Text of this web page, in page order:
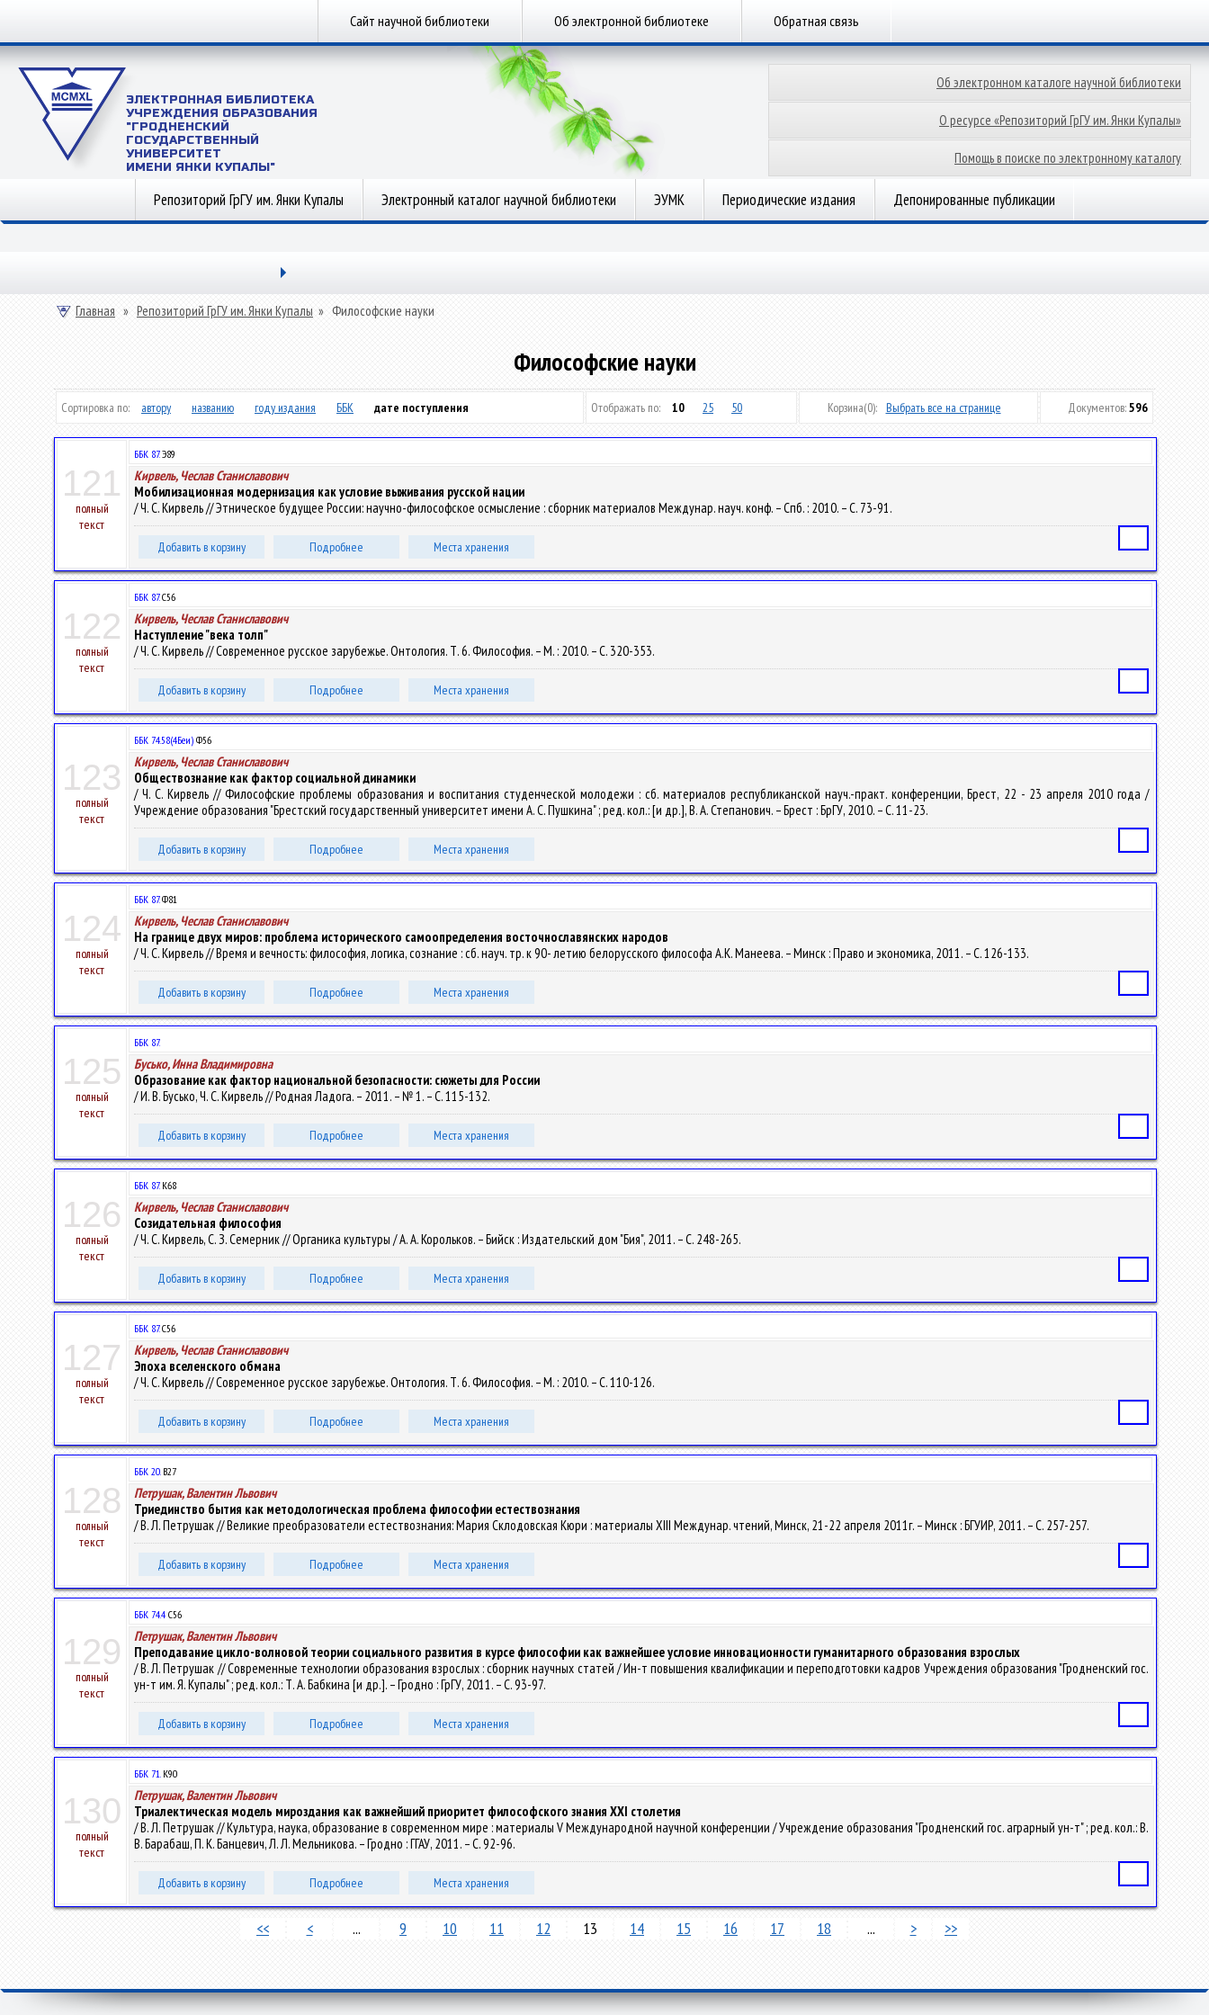
Сайт научной библиотеки Об электронной библиотеке Обратная связь
ЭЛЕКТРОННАЯ БИБЛИОТЕКА
УЧРЕЖДЕНИЯ ОБРАЗОВАНИЯ
"ГРОДНЕНСКИЙ
ГОСУДАРСТВЕННЫЙ
УНИВЕРСИТЕТ
ИМЕНИ ЯНКИ КУПАЛЫ"
Об электронном каталоге научной библиотеки
О ресурсе «Репозиторий ГрГУ им. Янки Купалы»
Помощь в поиске по электронному каталогу
Репозиторий ГрГУ им. Янки Купалы Электронный каталог научной библиотеки ЭУМК Периодические издания Депонированные публикации
Главная » Репозиторий ГрГУ им. Янки Купалы » Философские науки
Философские науки
Сортировка по: автору названию году издания ББК дате поступления Отображать по: 10 25 50 Корзина(0): Выбрать все на странице Документов:596
121
полный
текст
ББК 87.Э89
Кирвель, Чеслав Станиславович
Мобилизационная модернизация как условие выживания русской нации
/ Ч. С. Кирвель // Этническое будущее России: научно-философское осмысление : сборник материалов Междунар. науч. конф. – Спб. : 2010. – С. 73-91.
Добавить в корзину Подробнее Места хранения
122
полный
текст
ББК 87.С56
Кирвель, Чеслав Станиславович
Наступление "века толп"
/ Ч. С. Кирвель // Современное русское зарубежье. Онтология. Т. 6. Философия. – М. : 2010. – С. 320-353.
Добавить в корзину Подробнее Места хранения
123
полный
текст
ББК 74.58(4Беи) Ф56
Кирвель, Чеслав Станиславович
Обществознание как фактор социальной динамики
/ Ч. С. Кирвель // Философские проблемы образования и воспитания студенческой молодежи : сб. материалов республиканской науч.-практ. конференции, Брест, 22 - 23 апреля 2010 года /
Учреждение образования "Брестский государственный университет имени А. С. Пушкина" ; ред. кол.: [и др.], В. А. Степанович. – Брест : БрГУ, 2010. – С. 11-23.
Добавить в корзину Подробнее Места хранения
124
полный
текст
ББК 87.Ф81
Кирвель, Чеслав Станиславович
На границе двух миров: проблема исторического самоопределения восточнославянских народов
/ Ч. С. Кирвель // Время и вечность: философия, логика, сознание : сб. науч. тр. к 90- летию белорусского философа А.К. Манеева. – Минск : Право и экономика, 2011. – С. 126-133.
Добавить в корзину Подробнее Места хранения
125
полный
текст
ББК 87.
Бусько, Инна Владимировна
Образование как фактор национальной безопасности: сюжеты для России
/ И. В. Бусько, Ч. С. Кирвель // Родная Ладога. – 2011. – № 1. – С. 115-132.
Добавить в корзину Подробнее Места хранения
126
полный
текст
ББК 87.К68
Кирвель, Чеслав Станиславович
Созидательная философия
/ Ч. С. Кирвель, С. З. Семерник // Органика культуры / А. А. Корольков. – Бийск : Издательский дом "Бия", 2011. – С. 248-265.
Добавить в корзину Подробнее Места хранения
127
полный
текст
ББК 87.С56
Кирвель, Чеслав Станиславович
Эпоха вселенского обмана
/ Ч. С. Кирвель // Современное русское зарубежье. Онтология. Т. 6. Философия. – М. : 2010. – С. 110-126.
Добавить в корзину Подробнее Места хранения
128
полный
текст
ББК 20.В27
Петрушак, Валентин Львович
Триединство бытия как методологическая проблема философии естествознания
/ В. Л. Петрушак // Великие преобразователи естествознания: Мария Склодовская Кюри : материалы XIII Междунар. чтений, Минск, 21-22 апреля 2011г. – Минск : БГУИР, 2011. – С. 257-257.
Добавить в корзину Подробнее Места хранения
129
полный
текст
ББК 74.4 С56
Петрушак, Валентин Львович
Преподавание цикло-волновой теории социального развития в курсе философии как важнейшее условие инновационности гуманитарного образования взрослых
/ В. Л. Петрушак // Современные технологии образования взрослых : сборник научных статей / Ин-т повышения квалификации и переподготовки кадров Учреждения образования "Гродненский гос.
ун-т им. Я. Купалы" ; ред. кол.: Т. А. Бабкина [и др.]. – Гродно : ГрГУ, 2011. – С. 93-97.
Добавить в корзину Подробнее Места хранения
130
полный
текст
ББК 71.К90
Петрушак, Валентин Львович
Триалектическая модель мироздания как важнейший приоритет философского знания XXI столетия
/ В. Л. Петрушак // Культура, наука, образование в современном мире : материалы V Международной научной конференции / Учреждение образования "Гродненский гос. аграрный ун-т" ; ред. кол.: В.
В. Барабаш, П. К. Банцевич, Л. Л. Мельникова. – Гродно : ГГАУ, 2011. – С. 92-96.
Добавить в корзину Подробнее Места хранения
<< < ... 9 10 11 12 13 14 15 16 17 18 ... > >>